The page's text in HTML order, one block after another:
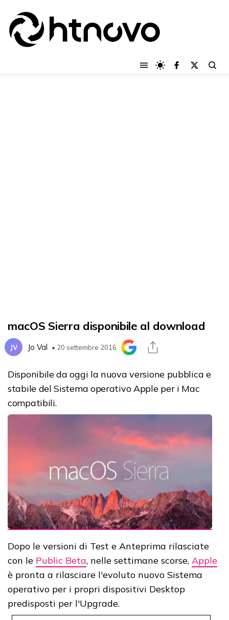
macOS Sierra disponibile al download
JV Jo Val • 20 settembre 2016
Disponibile da oggi la nuova versione pubblica e
stabile del Sistema operativo Apple per i Mac
compatibili.
Dopo le versioni di Test e Anteprima rilasciate
con le Public Beta, nelle settimane scorse, Apple
è pronta a rilasciare l'evoluto nuovo Sistema
operativo per i propri dispositivi Desktop
predisposti per l'Upgrade.